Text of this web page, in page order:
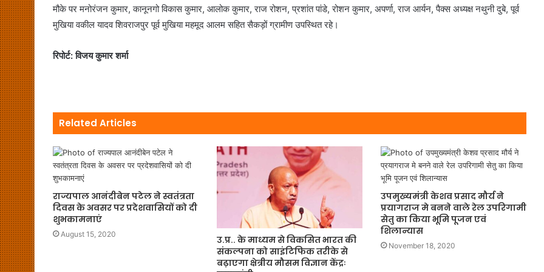
मौके पर मनोरंजन कुमार, कानूनगो विकास कुमार, आलोक कुमार, राज रोशन, प्रशांत पांडे, रोशन कुमार, अपर्णा, राज आर्यन, पैक्स अध्यक्ष नथुनी दुबे, पूर्व
मुखिया वकील यादव शिवराजपुर पूर्व मुखिया महमूद आलम सहित सैकड़ों ग्रामीण उपस्थित रहे।
रिपोर्ट: विजय कुमार शर्मा
Related Articles
राज्यपाल आनंदीबेन पटेल ने स्वतंत्रता
दिवस के अवसर पर प्रदेशवासियों को दी
शुभकामनाएं
August 15, 2020
उ.प्र.. के माध्यम से विकसित भारत की
संकल्पना को साइंटिफिक तरीके से
बढ़ाएगा क्षेत्रीय मौसम विज्ञान केंद्रः
उपमुख्यमंत्री केशव प्रसाद मौर्य ने
प्रयागराज मे बनने वाले रेल उपरिगामी
सेतु का किया भूमि पूजन एवं
शिलान्यास
November 18, 2020